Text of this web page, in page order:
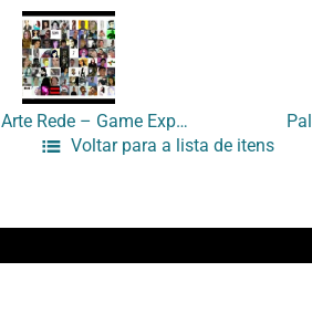
Ensino Arte Rede – Game Expo – Avatares
Voltar para a lista de itens